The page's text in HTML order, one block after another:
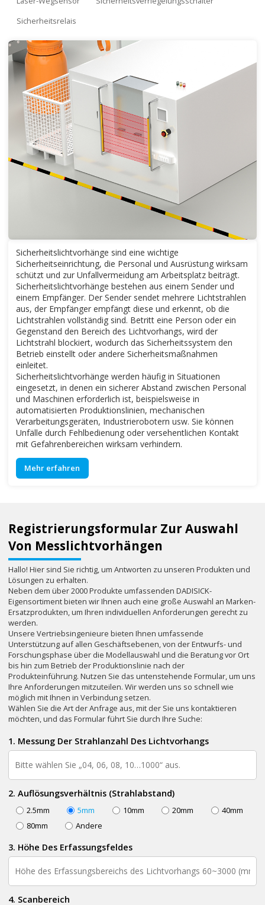
Sicherheitsrelais
Sicherheitslichtvorhänge sind eine wichtige
Sicherheitseinrichtung, die Personal und Ausrüstung wirksam
schützt und zur Unfallvermeidung am Arbeitsplatz beiträgt.
Sicherheitslichtvorhänge bestehen aus einem Sender und
einem Empfänger. Der Sender sendet mehrere Lichtstrahlen
aus, der Empfänger empfängt diese und erkennt, ob die
Lichtstrahlen vollständig sind. Betritt eine Person oder ein
Gegenstand den Bereich des Lichtvorhangs, wird der
Lichtstrahl blockiert, wodurch das Sicherheitssystem den
Betrieb einstellt oder andere Sicherheitsmaßnahmen
einleitet.
Sicherheitslichtvorhänge werden häufig in Situationen
eingesetzt, in denen ein sicherer Abstand zwischen Personal
und Maschinen erforderlich ist, beispielsweise in
automatisierten Produktionslinien, mechanischen
Verarbeitungsgeräten, Industrierobotern usw. Sie können
Unfälle durch Fehlbedienung oder versehentlichen Kontakt
mit Gefahrenbereichen wirksam verhindern.
Mehr erfahren
Registrierungsformular Zur Auswahl
Von Messlichtvorhängen
Hallo! Hier sind Sie richtig, um Antworten zu unseren Produkten und
Lösungen zu erhalten.
Neben dem über 2000 Produkte umfassenden DADISICK-
Eigensortiment bieten wir Ihnen auch eine große Auswahl an Marken-
Ersatzprodukten, um Ihren individuellen Anforderungen gerecht zu
werden.
Unsere Vertriebsingenieure bieten Ihnen umfassende
Unterstützung auf allen Geschäftsebenen, von der Entwurfs- und
Forschungsphase über die Modellauswahl und die Beratung vor Ort
bis hin zum Betrieb der Produktionslinie nach der
Produkteinführung. Nutzen Sie das untenstehende Formular, um uns
Ihre Anforderungen mitzuteilen. Wir werden uns so schnell wie
möglich mit Ihnen in Verbindung setzen.
Wählen Sie die Art der Anfrage aus, mit der Sie uns kontaktieren
möchten, und das Formular führt Sie durch Ihre Suche:
1. Messung Der Strahlanzahl Des Lichtvorhangs
2. Auflösungsverhältnis (Strahlabstand)
2.5mm 5mm 10mm 20mm
40mm
80mm
Andere
3. Höhe Des Erfassungsfeldes
4. Scanbereich